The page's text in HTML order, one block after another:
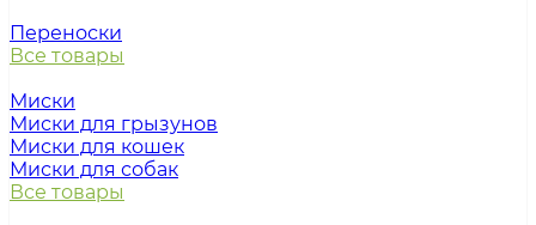
Переноски
Все товары
Миски
Миски для грызунов
Миски для кошек
Миски для собак
Все товары